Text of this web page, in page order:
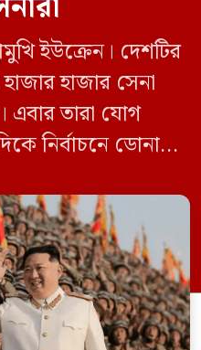
ইউক্রেন। দেশটির
হাজার সেনা
এবার তারা যোগ
নির্বাচনে ডোনাল্ড
শুক্রবার (০৮ নভেম্বর)
এ তথ্য জানানো
উত্তর কোরিয়ার
কুর্স্ক অঞ্চলে